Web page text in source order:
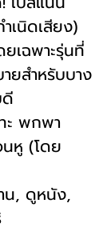
เนิดเสียง)
เฉพาะรุ่นที่
ยสำหรับบาง
ะ พกพา
หู (โดย
น, ดูหนัง,